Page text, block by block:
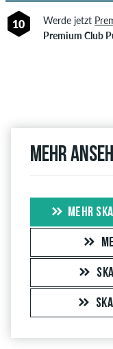
10 Werde jetzt
Premium Club
Mehr
MEHR